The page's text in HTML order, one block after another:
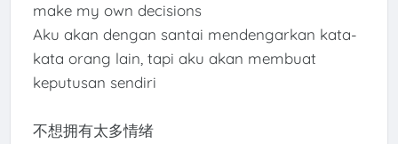
make my own decisions
Aku akan dengan santai mendengarkan kata-
kata orang lain, tapi aku akan membuat
keputusan sendiri
不想拥有太多情绪